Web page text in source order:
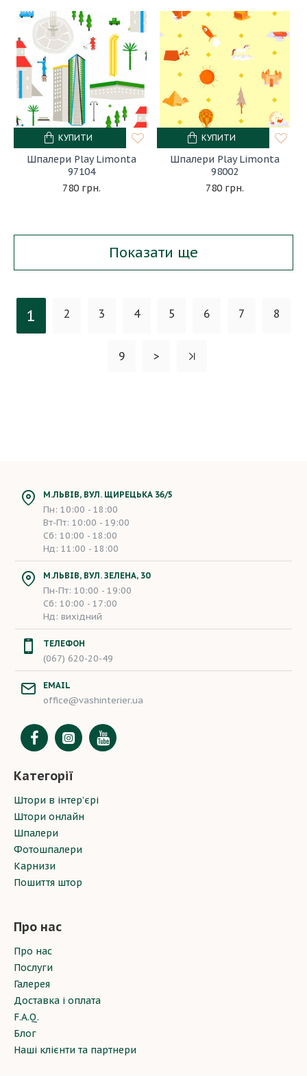
Шпалери Play Limonta
97104
780 грн.
КУПИТИ
Шпалери Play Limonta
98002
780 грн.
КУПИТИ
Показати ще
1 2 3 4 5 6 7 8
9 >
М.ЛЬВІВ, ВУЛ. ЩИРЕЦЬКА 36/5
Пн: 10:00 - 18:00
Вт-Пт: 10:00 - 19:00
Сб: 10:00 - 18:00
Нд: 11:00 - 18:00
М.ЛЬВІВ, ВУЛ. ЗЕЛЕНА, 30
Пн-Пт: 10:00 - 19:00
Сб: 10:00 - 17:00
Нд: вихідний
ТЕЛЕФОН
(067) 620-20-49
EMAIL
office@vashinterier.ua
Категорії
Штори в інтер’єрі
Штори онлайн
Шпалери
Фотошпалери
Карнизи
Пошиття штор
Про нас
Про нас
Послуги
Галерея
Доставка і оплата
F.A.Q.
Блог
Наші клієнти та партнери